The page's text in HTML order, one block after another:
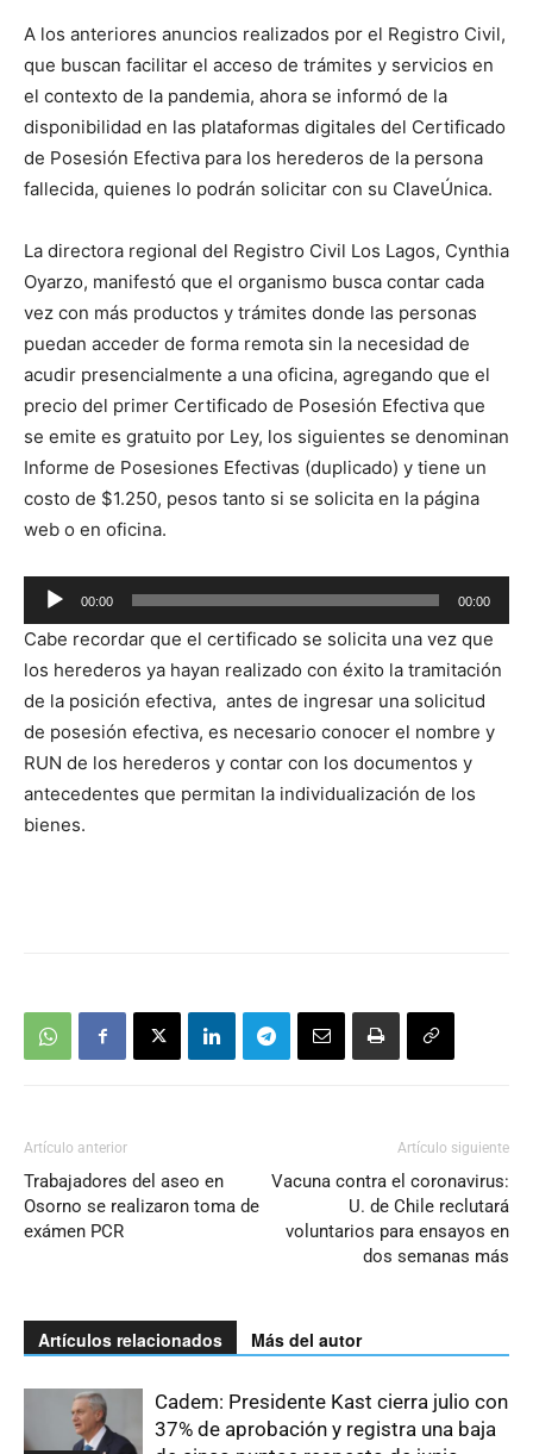
A los anteriores anuncios realizados por el Registro Civil,
que buscan facilitar el acceso de trámites y servicios en
el contexto de la pandemia, ahora se informó de la
disponibilidad en las plataformas digitales del Certificado
de Posesión Efectiva para los herederos de la persona
fallecida, quienes lo podrán solicitar con su ClaveÚnica.
La directora regional del Registro Civil Los Lagos, Cynthia
Oyarzo, manifestó que el organismo busca contar cada
vez con más productos y trámites donde las personas
puedan acceder de forma remota sin la necesidad de
acudir presencialmente a una oficina, agregando que el
precio del primer Certificado de Posesión Efectiva que
se emite es gratuito por Ley, los siguientes se denominan
Informe de Posesiones Efectivas (duplicado) y tiene un
costo de $1.250, pesos tanto si se solicita en la página
web o en oficina.
Reproductor
de
audio
00:00 00:00
Cabe recordar que el certificado se solicita una vez que
los herederos ya hayan realizado con éxito la tramitación
de la posición efectiva, antes de ingresar una solicitud
de posesión efectiva, es necesario conocer el nombre y
RUN de los herederos y contar con los documentos y
antecedentes que permitan la individualización de los
bienes.
Artículo anterior
Trabajadores del aseo en
Osorno se realizaron toma de
exámen PCR
Artículo siguiente
Vacuna contra el coronavirus:
U. de Chile reclutará
voluntarios para ensayos en
dos semanas más
Artículos relacionados Más del autor
Cadem: Presidente Kast cierra julio con
37% de aprobación y registra una baja